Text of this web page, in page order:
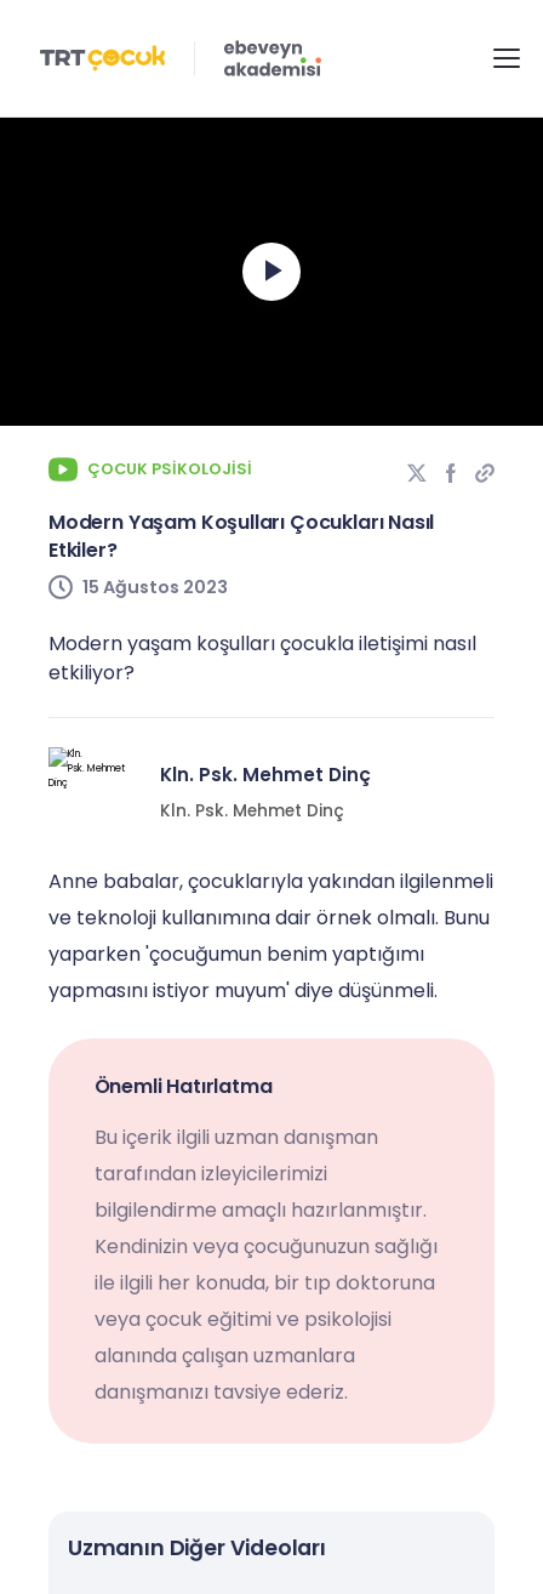
Play
ÇOCUK PSIKOLOJISI
Modern Yaşam Koşulları Çocukları Nasıl
Etkiler?
15 Ağustos 2023
Modern yaşam koşulları çocukla iletişimi nasıl
etkiliyor?
Kln. Psk. Mehmet Dinç
Kln. Psk. Mehmet Dinç
Anne babalar, çocuklarıyla yakından ilgilenmeli
ve teknoloji kullanımına dair örnek olmalı. Bunu
yaparken 'çocuğumun benim yaptığımı
yapmasını istiyor muyum' diye düşünmeli.
Önemli Hatırlatma
Bu içerik ilgili uzman danışman
tarafından izleyicilerimizi
bilgilendirme amaçlı hazırlanmıştır.
Kendinizin veya çocuğunuzun sağlığı
ile ilgili her konuda, bir tıp doktoruna
veya çocuk eğitimi ve psikolojisi
alanında çalışan uzmanlara
danışmanızı tavsiye ederiz.
Uzmanın Diğer Videoları